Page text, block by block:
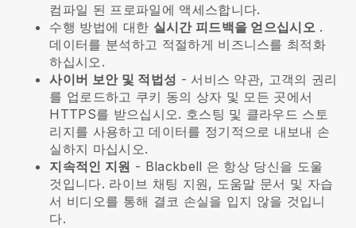
컴파일 된 프로파일에 액세스합니다.
수행 방법에 대한 실시간 피드백을 얻으십시오 .
데이터를 분석하고 적절하게 비즈니스를 최적화
하십시오.
사이버 보안 및 적법성 - 서비스 약관, 고객의 권리
를 업로드하고 쿠키 동의 상자 및 모든 곳에서
HTTPS를 받으십시오. 호스팅 및 클라우드 스토
리지를 사용하고 데이터를 정기적으로 내보내 손
실하지 마십시오.
지속적인 지원 - Blackbell 은 항상 당신을 도울
것입니다. 라이브 채팅 지원, 도움말 문서 및 자습
서 비디오를 통해 결코 손실을 입지 않을 것입니
다.